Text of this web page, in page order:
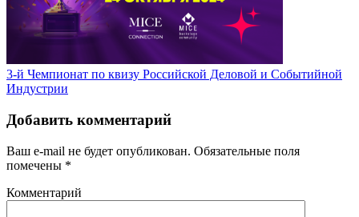
3-й Чемпионат по квизу Российской Деловой и Событийной
Индустрии
Добавить комментарий
Ваш e-mail не будет опубликован. Обязательные поля
помечены *
Комментарий